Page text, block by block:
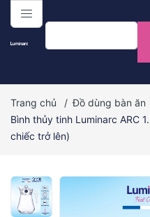
menu
Trang chủ / Đồ dùng bàn ăn
Bình thủy tinh Luminarc ARC
chiếc trở lên)